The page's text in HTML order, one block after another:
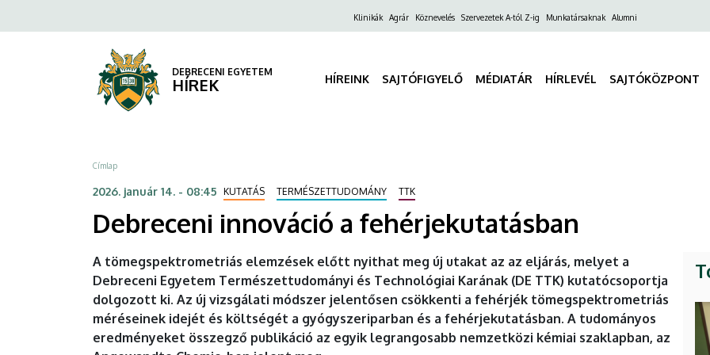
innováció
fehérjekutatásban
DEBRECENI
EGYETEM
a
FelsőKlinikák Agrár Köznevelés Szervezetek A-tól Z-ig Munkatársaknak Alumni
DEBRECENI EGYETEM
HÍREK HÍREINK SAJTÓFIGYELŐ MÉDIATÁR HÍRLEVÉL SAJTÓKÖZPONT
Morzsa
Címlap
2026. január 14. - 08:45 KUTATÁS TERMÉSZETTUDOMÁNY TTK
Debreceni innováció a fehérjekutatásban
A tömegspektrometriás elemzések előtt nyithat meg új utakat az az eljárás, melyet a
Debreceni Egyetem Természettudományi és Technológiai Karának (DE TTK) kutatócsoportja
dolgozott ki. Az új vizsgálati módszer jelentősen csökkenti a fehérjék tömegspektrometriás
méréseinek idejét és költségét a gyógyszeriparban és a fehérjekutatásban. A tudományos
eredményeket összegző publikáció az egyik legrangosabb nemzetközi kémiai szaklapban, az